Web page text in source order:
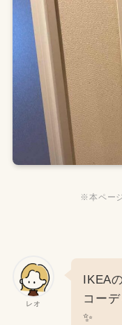
※本ペー
レオ
IKEA
コー
✨